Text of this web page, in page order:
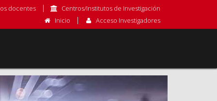
docentes
Centros/Institutos de Investigación
Inicio
Acceso Investigadores